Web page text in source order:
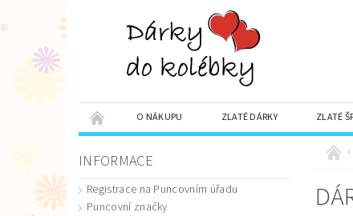
O NÁKUPU ZLATÉ DÁRKY ZLATÉ
INFORMACE
Registrace na Puncovním úřadu
Puncovní značky